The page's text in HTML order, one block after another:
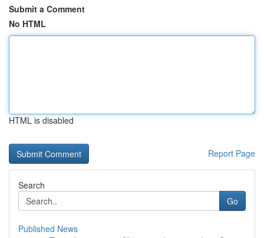
Submit a Comment
No HTML
HTML is disabled
Report Page
Search
Go
Published News